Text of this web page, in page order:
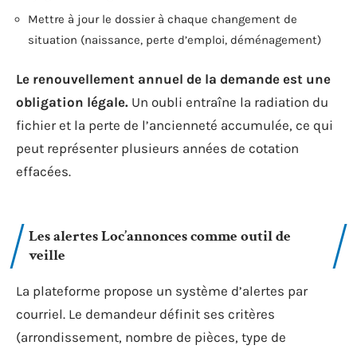
Mettre à jour le dossier à chaque changement de
situation (naissance, perte d’emploi, déménagement)
Le renouvellement annuel de la demande est une
obligation légale. Un oubli entraîne la radiation du
fichier et la perte de l’ancienneté accumulée, ce qui
peut représenter plusieurs années de cotation
effacées.
Les alertes Loc’annonces comme outil de
veille
La plateforme propose un système d’alertes par
courriel. Le demandeur définit ses critères
(arrondissement, nombre de pièces, type de